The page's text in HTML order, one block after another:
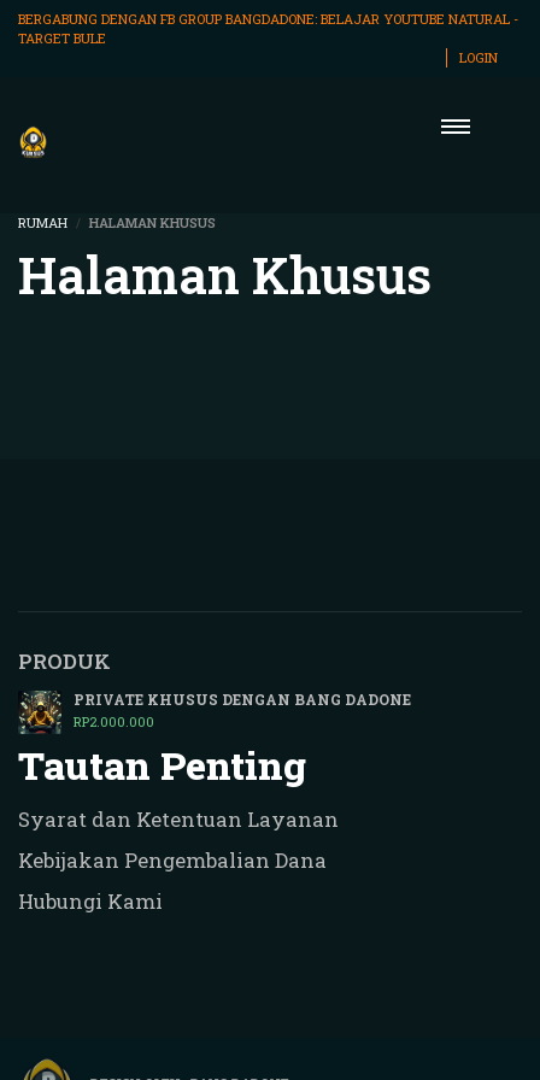
BERGABUNG DENGAN FB GROUP BANGDADONE: BELAJAR YOUTUBE NATURAL -
TARGET BULE
LOGIN
RUMAH HALAMAN KHUSUS
Halaman Khusus
PRODUK
PRIVATE KHUSUS DENGAN BANG DADONE
RP2.000.000
Tautan Penting
Syarat dan Ketentuan Layanan
Kebijakan Pengembalian Dana
Hubungi Kami